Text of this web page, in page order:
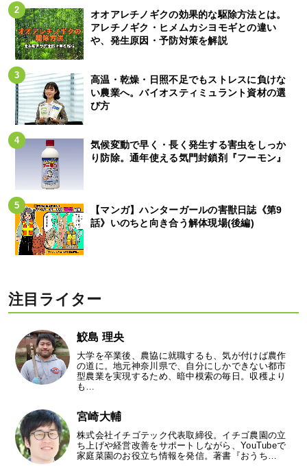
オオアレチノギクの効果的な駆除方法とは。
アレチノギク・ヒメムカシヨモギとの違い
や、発生原因・予防対策を解説
高温・乾燥・日照不足でもストレスに負けな
い農業へ。バイオスティミュラント資材の選
び方
気候変動で早く・長く発生する害虫をしっか
り防除。通年使える気門封鎖剤『フーモン』
【マンガ】ハンターガールの害獣日誌《第9
話》いのちと向き合う解体現場(後編)
注目ライター
鮫島 理央
大学を卒業後、農協に就職するも、気が付けば農作
の道に。地元神奈川県で、自分にしかできない都市
型農業を実現するため、暗中模索の毎日。収穫より
も…
宮崎大輔
株式会社イチゴテック代表取締役。イチゴ農園の立
ち上げや経営改善をサポートしながら、YouTubeで
家庭菜園のお役立ち情報を発信。著書『おうち…